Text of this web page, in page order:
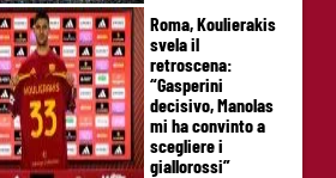
Roma, Koulierakis
svela il
retroscena:
“Gasperini
decisivo, Manolas
mi ha convinto a
scegliere i
giallorossi”